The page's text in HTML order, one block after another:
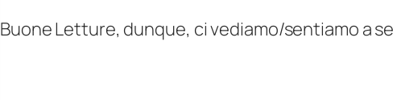
Buone Letture, dunque, ci vediamo/sentiamo a